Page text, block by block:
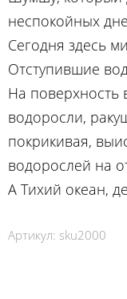
неспокойных
Сегодня здесь
Отступившие
На поверхность
водоросли,
покрикивая,
водорослей на
А Тихий океан,
Артикул: sku2000